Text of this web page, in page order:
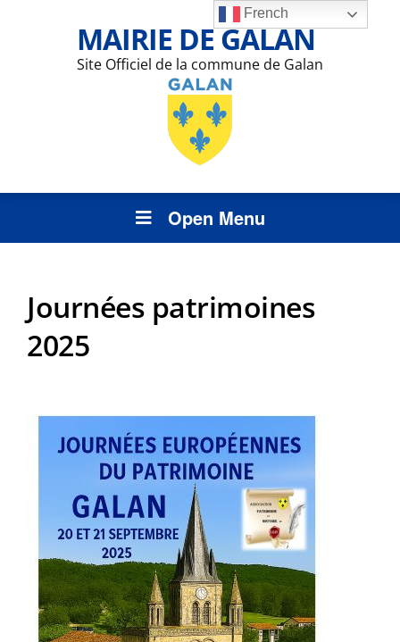
MAIRIE DE GALAN
Site Officiel de la commune de Galan
Open Menu
Journées patrimoines
2025
French